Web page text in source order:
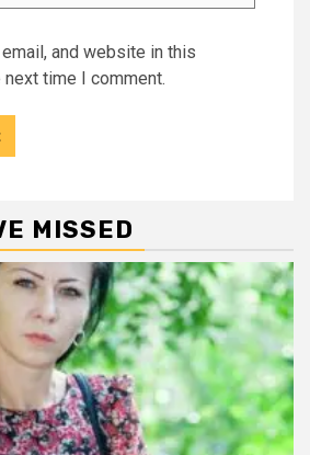
and website in this
time I comment.
MISSED